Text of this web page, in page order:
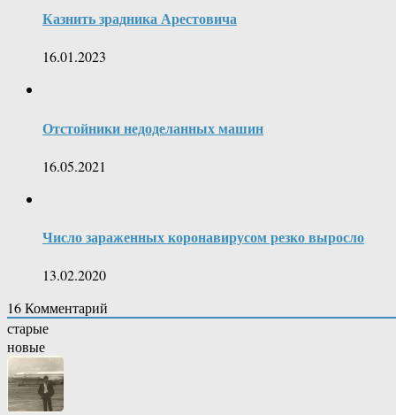
Казнить зрадника Арестовича
16.01.2023
Отстойники недоделанных машин
16.05.2021
Число зараженных коронавирусом резко выросло
13.02.2020
16Комментарий
старые
новые